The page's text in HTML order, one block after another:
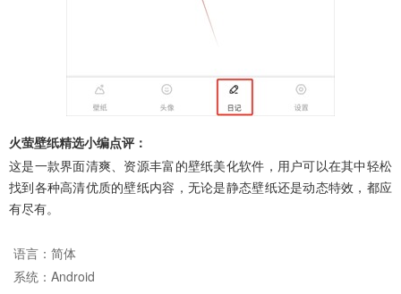
火萤壁纸精选小编点评：
这是一款界面清爽、资源丰富的壁纸美化软件，用户可以在其中轻松
找到各种高清优质的壁纸内容，无论是静态壁纸还是动态特效，都应
有尽有。
语言： 简体
系统： Android